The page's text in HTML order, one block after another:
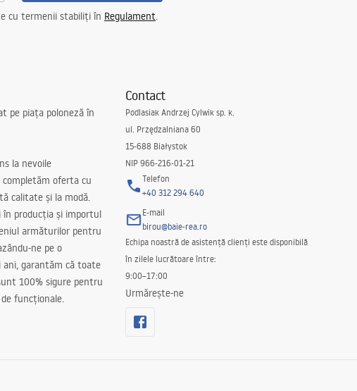
cu termenii stabiliți în Regulament.
pe piața poloneză în
la nevoile
oferta cu
calitate și la modă.
în producția și importul
armăturilor pentru
ne pe o
garantăm că toate
100% sigure pentru
funcționale.
Contact
Podlasiak Andrzej Cylwik sp. k.
ul. Przędzalniana 60
15-688 Białystok
NIP 966-216-01-21
Telefon
+40 312 294 640
E-mail
birou@baie-rea.ro
Echipa noastră de asistență clienți este disponibilă
în zilele lucrătoare între:
9:00–17:00
Urmărește-ne